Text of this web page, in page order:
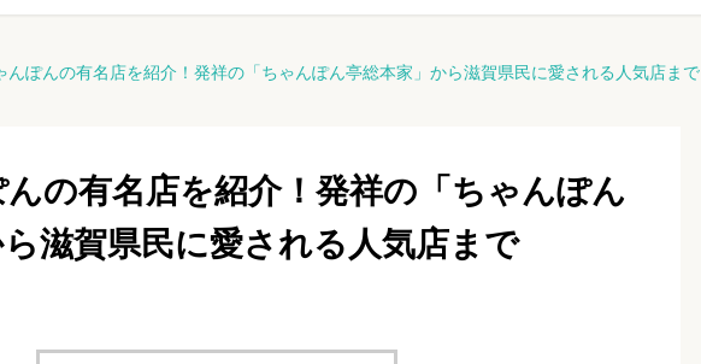
んぽんの有名店を紹介！発祥の「ちゃんぽん亭総本家」から滋賀県民に愛される人気店まで
の有名店を紹介！発祥の「ちゃんぽん
滋賀県民に愛される人気店まで